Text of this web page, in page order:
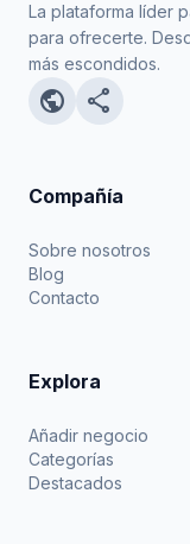
La plataforma líder
para ofrecerte.
más escondidos.
public share
Compañía
Sobre nosotros
Blog
Contacto
Explora
Añadir negocio
Categorías
Destacados